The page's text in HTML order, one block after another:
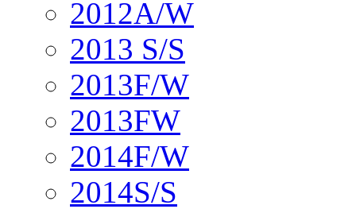
2012A/W
2013 S/S
2013F/W
2013FW
2014F/W
2014S/S